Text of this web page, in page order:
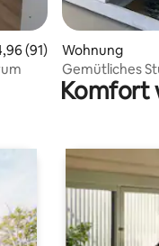
(91)
Wohnung
Gemütliches
Plateaus 1000
Komfort